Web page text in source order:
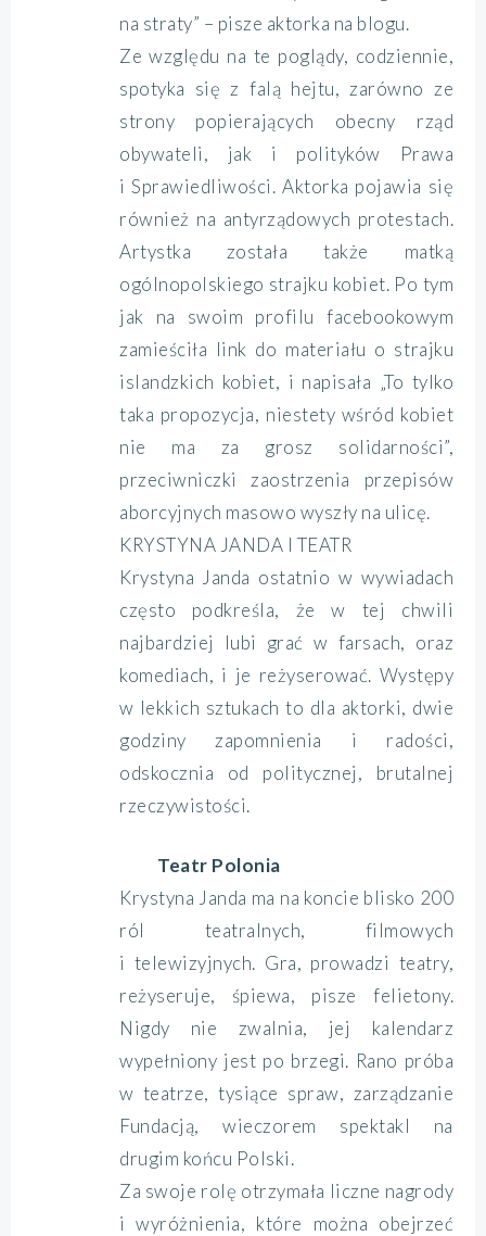
na straty” – pisze aktorka na blogu.
Ze względu na te poglądy, codziennie,
spotyka się z falą hejtu, zarówno ze
strony popierających obecny rząd
obywateli, jak i polityków Prawa
i Sprawiedliwości. Aktorka pojawia się
również na antyrządowych protestach.
Artystka została także matką
ogólnopolskiego strajku kobiet. Po tym
jak na swoim profilu facebookowym
zamieściła link do materiału o strajku
islandzkich kobiet, i napisała „To tylko
taka propozycja, niestety wśród kobiet
nie ma za grosz solidarności”,
przeciwniczki zaostrzenia przepisów
aborcyjnych masowo wyszły na ulicę.
KRYSTYNA JANDA I TEATR
Krystyna Janda ostatnio w wywiadach
często podkreśla, że w tej chwili
najbardziej lubi grać w farsach, oraz
komediach, i je reżyserować. Występy
w lekkich sztukach to dla aktorki, dwie
godziny zapomnienia i radości,
odskocznia od politycznej, brutalnej
rzeczywistości.
Teatr Polonia
Krystyna Janda ma na koncie blisko 200
ról teatralnych, filmowych
i telewizyjnych. Gra, prowadzi teatry,
reżyseruje, śpiewa, pisze felietony.
Nigdy nie zwalnia, jej kalendarz
wypełniony jest po brzegi. Rano próba
w teatrze, tysiące spraw, zarządzanie
Fundacją, wieczorem spektakl na
drugim końcu Polski.
Za swoje rolę otrzymała liczne nagrody
i wyróżnienia, które można obejrzeć